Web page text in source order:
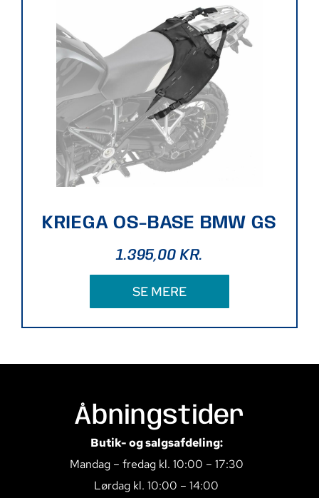
KRIEGA OS-BASE BMW GS
1.395,00KR.
SE MERE
Åbningstider
Butik- og salgsafdeling:
Mandag – fredag kl. 10:00 – 17:30
Lørdag kl. 10:00 – 14:00